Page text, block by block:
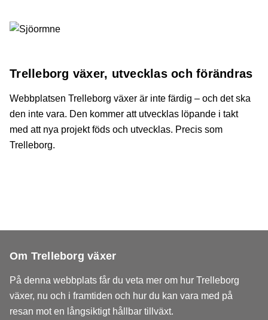
Trelleborg växer, utvecklas och förändras
Webbplatsen Trelleborg växer är inte färdig – och det ska
den inte vara. Den kommer att utvecklas löpande i takt
med att nya projekt föds och utvecklas. Precis som
Trelleborg.
Om Trelleborg växer
På denna webbplats får du veta mer om hur Trelleborg
växer, nu och i framtiden och hur du kan vara med på
resan mot en långsiktigt hållbar tillväxt.